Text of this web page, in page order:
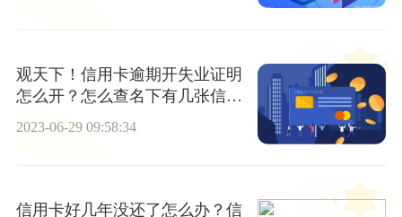
观天下！信用卡逾期开失业证明
怎么开？怎么查名下有几张信用
2023-06-29 09:58:34
信用卡好几年没还了怎么办？信